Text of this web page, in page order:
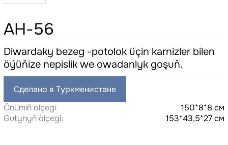
AH-56
Diwardaky bezeg -potolok üçin karnizler bilen
öýüňize nepislik we owadanlyk goşuň.
Сделано в Туркменистане
Önümiň ölçegi:
150*8*8 см
Gutynyň ölçegi:
153*43,5*27 см